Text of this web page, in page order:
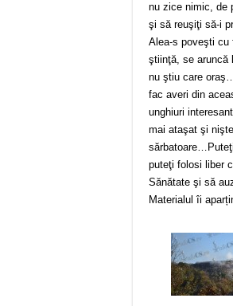
nu zice nimic, de
şi să reuşiţi să-i
Alea-s poveşti cu
ştiinţă, se aruncă
nu ştiu care
fac averi din
unghiuri
mai ataşat şi
puteţi folosi liber
Sănătate şi să
Materialul îi